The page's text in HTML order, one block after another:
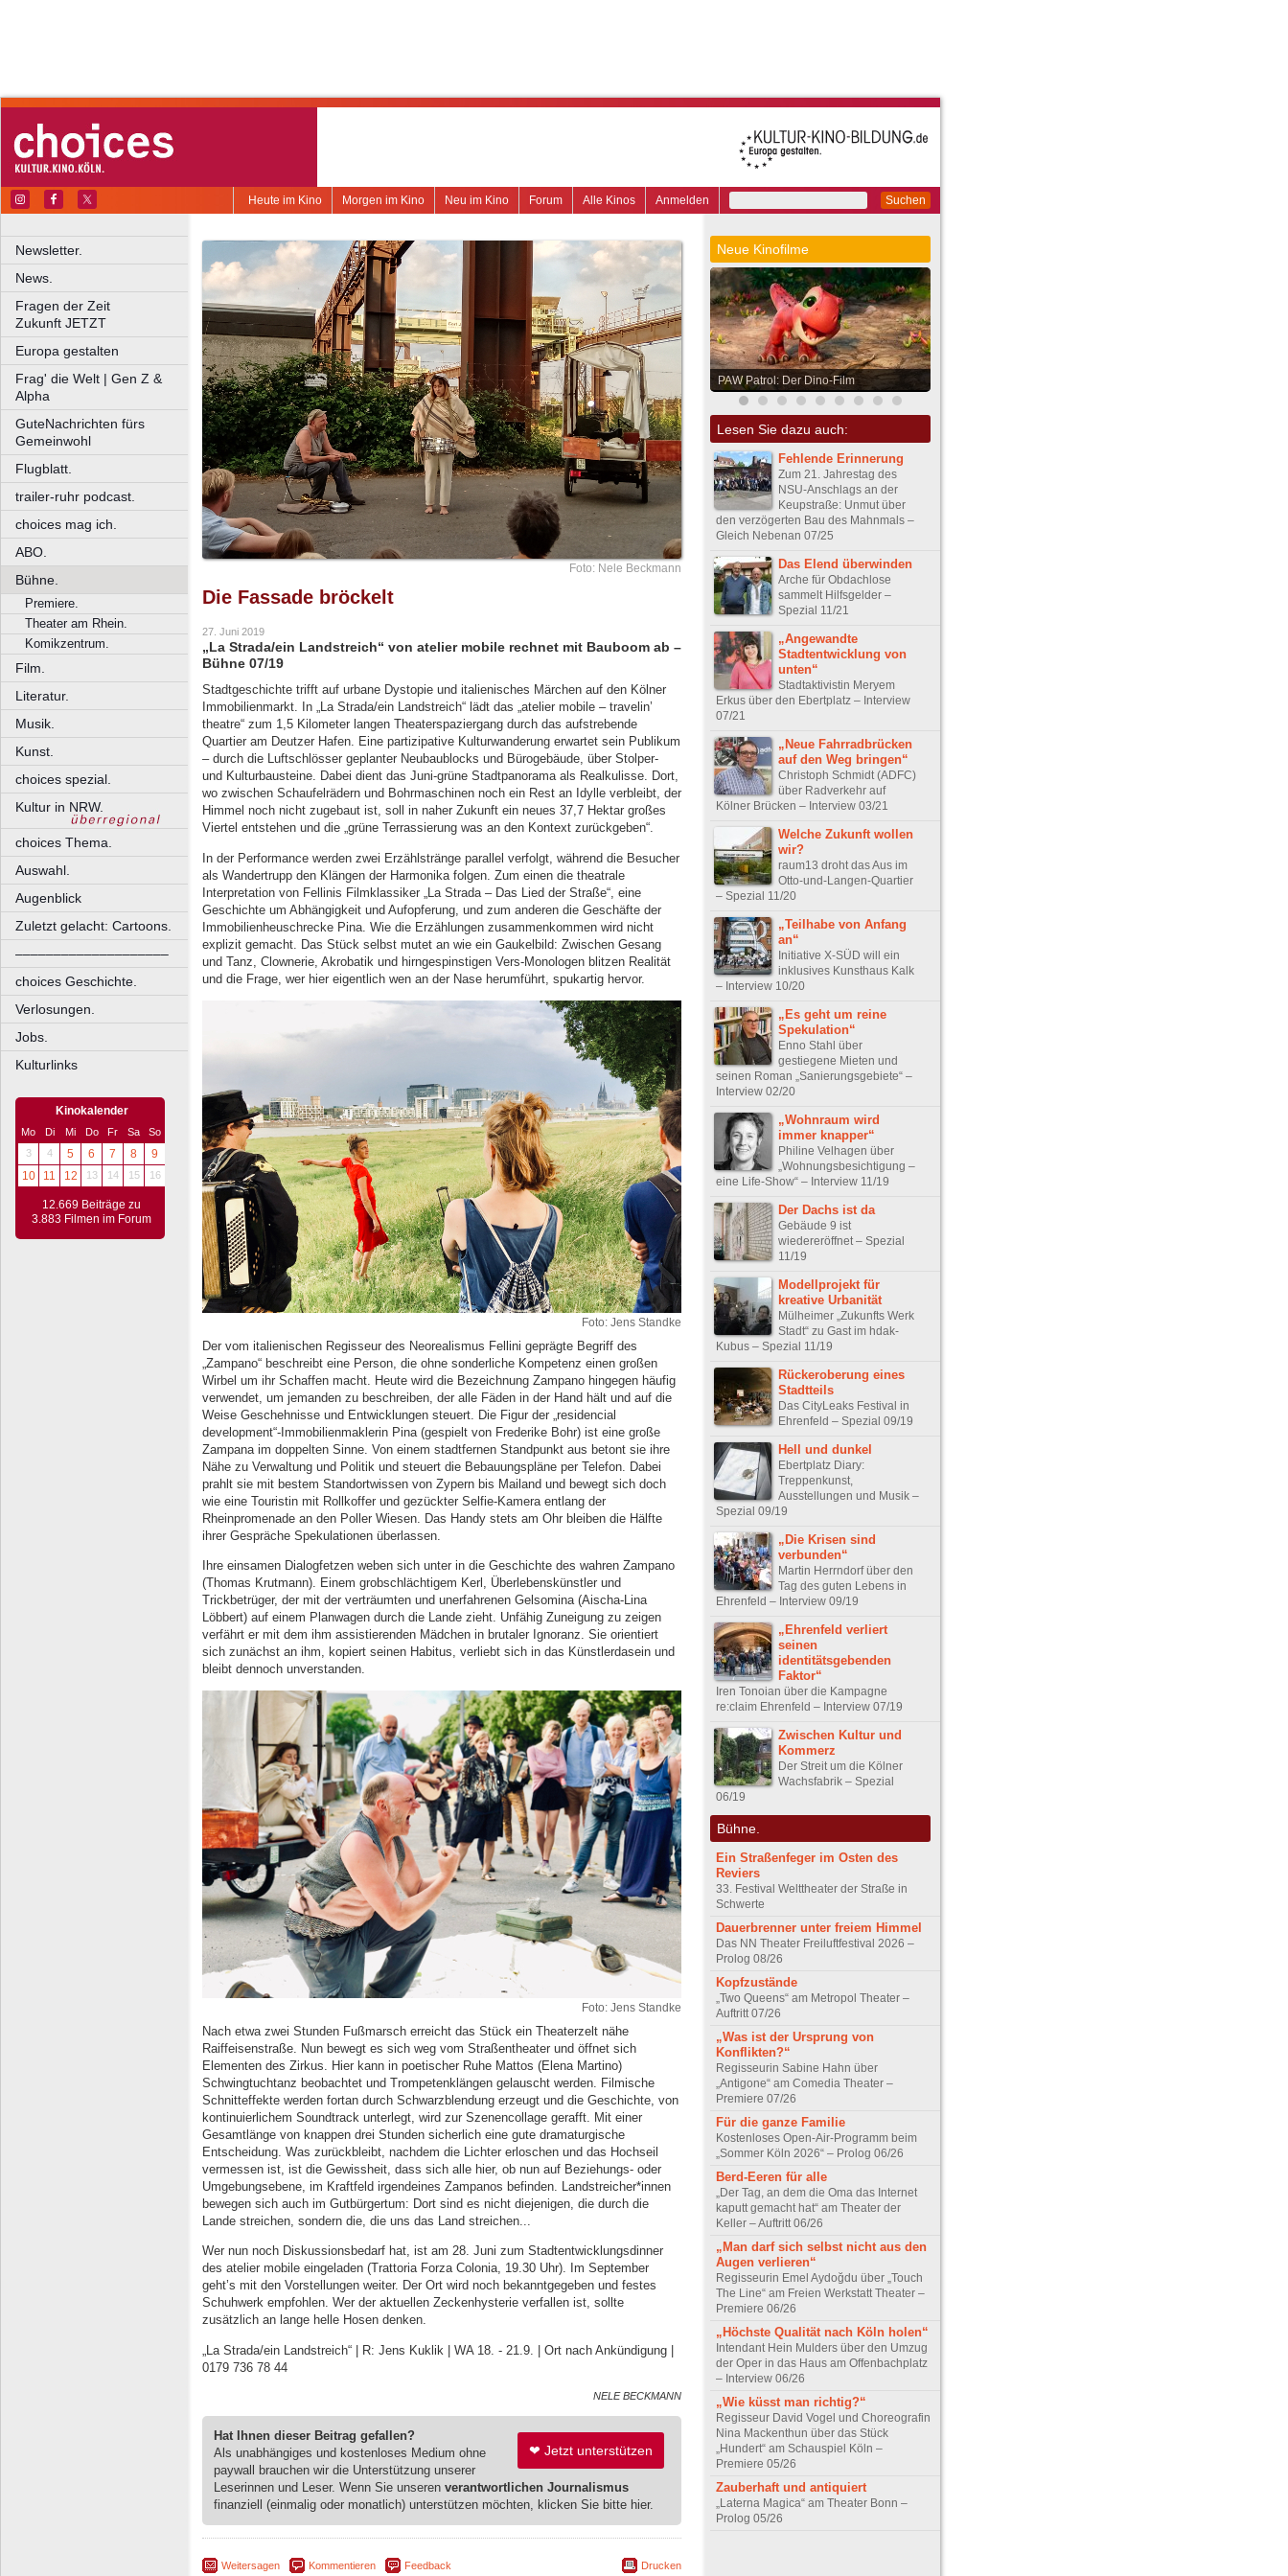
Suchen
Anmelden
Alle Kinos
Forum
Neu im Kino
Morgen im Kino
Heute im Kino
Newsletter.
News.
Fragen der Zeit
Zukunft JETZT
Europa gestalten
Frag' die Welt | Gen Z &
Alpha
GuteNachrichten fürs
Gemeinwohl
Flugblatt.
trailer-ruhr podcast.
choices mag ich.
ABO.
Bühne.
Premiere.
Theater am Rhein.
Komikzentrum.
Film.
Literatur.
Musik.
Kunst.
choices spezial.
Kultur in NRW.
choices Thema.
Auswahl.
Augenblick
Zuletzt gelacht: Cartoons.
––––––––––––––––––––
choices Geschichte.
Verlosungen.
Jobs.
Kulturlinks
Kinokalender
Mo Di Mi Do Fr Sa
So
3
4 5 6 7 8
9
10
11 12 13 14 15 16
12.669 Beiträge zu
3.883 Filmen im Forum
Foto: Nele Beckmann
Die Fassade bröckelt
27. Juni 2019
„La Strada/ein Landstreich“ von atelier mobile rechnet mit Bauboom ab –
Bühne 07/19
Stadtgeschichte trifft auf urbane Dystopie und italienisches Märchen auf den Kölner
Immobilienmarkt. In „La Strada/ein Landstreich“ lädt das „atelier mobile – travelin’
theatre“ zum 1,5 Kilometer langen Theaterspaziergang durch das aufstrebende
Quartier am Deutzer Hafen. Eine partizipative Kulturwanderung erwartet sein Publikum
– durch die Luftschlösser geplanter Neubaublocks und Bürogebäude, über Stolper-
und Kulturbausteine. Dabei dient das Juni-grüne Stadtpanorama als Realkulisse. Dort,
wo zwischen Schaufelrädern und Bohrmaschinen noch ein Rest an Idylle verbleibt, der
Himmel noch nicht zugebaut ist, soll in naher Zukunft ein neues 37,7 Hektar großes
Viertel entstehen und die „grüne Terrassierung was an den Kontext zurückgeben“.
In der Performance werden zwei Erzählstränge parallel verfolgt, während die Besucher
als Wandertrupp den Klängen der Harmonika folgen. Zum einen die theatrale
Interpretation von Fellinis Filmklassiker „La Strada – Das Lied der Straße“, eine
Geschichte um Abhängigkeit und Aufopferung, und zum anderen die Geschäfte der
Immobilienheuschrecke Pina. Wie die Erzählungen zusammenkommen wird nicht
explizit gemacht. Das Stück selbst mutet an wie ein Gaukelbild: Zwischen Gesang
und Tanz, Clownerie, Akrobatik und hirngespinstigen Vers-Monologen blitzen Realität
und die Frage, wer hier eigentlich wen an der Nase herumführt, spukartig hervor.
Foto: Jens Standke
Der vom italienischen Regisseur des Neorealismus Fellini geprägte Begriff des
„Zampano“ beschreibt eine Person, die ohne sonderliche Kompetenz einen großen
Wirbel um ihr Schaffen macht. Heute wird die Bezeichnung Zampano hingegen häufig
verwendet, um jemanden zu beschreiben, der alle Fäden in der Hand hält und auf die
Weise Geschehnisse und Entwicklungen steuert. Die Figur der „residencial
development“-Immobilienmaklerin Pina (gespielt von Frederike Bohr) ist eine große
Zampana im doppelten Sinne. Von einem stadtfernen Standpunkt aus betont sie ihre
Nähe zu Verwaltung und Politik und steuert die Bebauungspläne per Telefon. Dabei
prahlt sie mit bestem Standortwissen von Zypern bis Mailand und bewegt sich doch
wie eine Touristin mit Rollkoffer und gezückter Selfie-Kamera entlang der
Rheinpromenade an den Poller Wiesen. Das Handy stets am Ohr bleiben die Hälfte
ihrer Gespräche Spekulationen überlassen.
Ihre einsamen Dialogfetzen weben sich unter in die Geschichte des wahren Zampano
(Thomas Krutmann). Einem grobschlächtigem Kerl, Überlebenskünstler und
Trickbetrüger, der mit der verträumten und unerfahrenen Gelsomina (Aischa-Lina
Löbbert) auf einem Planwagen durch die Lande zieht. Unfähig Zuneigung zu zeigen
verfährt er mit dem ihm assistierenden Mädchen in brutaler Ignoranz. Sie orientiert
sich zunächst an ihm, kopiert seinen Habitus, verliebt sich in das Künstlerdasein und
bleibt dennoch unverstanden.
Foto: Jens Standke
Nach etwa zwei Stunden Fußmarsch erreicht das Stück ein Theaterzelt nähe
Raiffeisenstraße. Nun bewegt es sich weg vom Straßentheater und öffnet sich
Elementen des Zirkus. Hier kann in poetischer Ruhe Mattos (Elena Martino)
Schwingtuchtanz beobachtet und Trompetenklängen gelauscht werden. Filmische
Schnitteffekte werden fortan durch Schwarzblendung erzeugt und die Geschichte, von
kontinuierlichem Soundtrack unterlegt, wird zur Szenencollage gerafft. Mit einer
Gesamtlänge von knappen drei Stunden sicherlich eine gute dramaturgische
Entscheidung. Was zurückbleibt, nachdem die Lichter erloschen und das Hochseil
vermessen ist, ist die Gewissheit, dass sich alle hier, ob nun auf Beziehungs- oder
Umgebungsebene, im Kraftfeld irgendeines Zampanos befinden. Landstreicher*innen
bewegen sich auch im Gutbürgertum: Dort sind es nicht diejenigen, die durch die
Lande streichen, sondern die, die uns das Land streichen...
Wer nun noch Diskussionsbedarf hat, ist am 28. Juni zum Stadtentwicklungsdinner
des atelier mobile eingeladen (Trattoria Forza Colonia, 19.30 Uhr). Im September
geht’s mit den Vorstellungen weiter. Der Ort wird noch bekanntgegeben und festes
Schuhwerk empfohlen. Wer der aktuellen Zeckenhysterie verfallen ist, sollte
zusätzlich an lange helle Hosen denken.
„La Strada/ein Landstreich“ | R: Jens Kuklik | WA 18. - 21.9. | Ort nach Ankündigung |
0179 736 78 44
NELE BECKMANN
❤ Jetzt unterstützen
Hat Ihnen dieser Beitrag gefallen?
Als unabhängiges und kostenloses Medium ohne
paywall brauchen wir die Unterstützung unserer
Leserinnen und Leser. Wenn Sie unseren verantwortlichen Journalismus
finanziell (einmalig oder monatlich) unterstützen möchten, klicken Sie bitte hier.
Weitersagen Kommentieren Feedback Drucken
Neue Kinofilme
PAW Patrol: Der Dino-Film
Lesen Sie dazu auch:
Fehlende Erinnerung
Zum 21. Jahrestag des
NSU-Anschlags an der
Keupstraße: Unmut über
den verzögerten Bau des Mahnmals –
Gleich Nebenan 07/25
Das Elend überwinden
Arche für Obdachlose
sammelt Hilfsgelder –
Spezial 11/21
„Angewandte
Stadtentwicklung von
unten“
Stadtaktivistin Meryem
Erkus über den Ebertplatz – Interview
07/21
„Neue Fahrradbrücken
auf den Weg bringen“
Christoph Schmidt (ADFC)
über Radverkehr auf
Kölner Brücken – Interview 03/21
Welche Zukunft wollen
wir?
raum13 droht das Aus im
Otto-und-Langen-Quartier
– Spezial 11/20
„Teilhabe von Anfang
an“
Initiative X-SÜD will ein
inklusives Kunsthaus Kalk
– Interview 10/20
„Es geht um reine
Spekulation“
Enno Stahl über
gestiegene Mieten und
seinen Roman „Sanierungsgebiete“ –
Interview 02/20
„Wohnraum wird
immer knapper“
Philine Velhagen über
„Wohnungsbesichtigung –
eine Life-Show“ – Interview 11/19
Der Dachs ist da
Gebäude 9 ist
wiedereröffnet – Spezial
11/19
Modellprojekt für
kreative Urbanität
Mülheimer „Zukunfts Werk
Stadt“ zu Gast im hdak-
Kubus – Spezial 11/19
Rückeroberung eines
Stadtteils
Das CityLeaks Festival in
Ehrenfeld – Spezial 09/19
Hell und dunkel
Ebertplatz Diary:
Treppenkunst,
Ausstellungen und Musik –
Spezial 09/19
„Die Krisen sind
verbunden“
Martin Herrndorf über den
Tag des guten Lebens in
Ehrenfeld – Interview 09/19
„Ehrenfeld verliert
seinen
identitätsgebenden
Faktor“
Iren Tonoian über die Kampagne
re:claim Ehrenfeld – Interview 07/19
Zwischen Kultur und
Kommerz
Der Streit um die Kölner
Wachsfabrik – Spezial
06/19
Bühne.
Ein Straßenfeger im Osten des
Reviers
33. Festival Welttheater der Straße in
Schwerte
Dauerbrenner unter freiem Himmel
Das NN Theater Freiluftfestival 2026 –
Prolog 08/26
Kopfzustände
„Two Queens“ am Metropol Theater –
Auftritt 07/26
„Was ist der Ursprung von
Konflikten?“
Regisseurin Sabine Hahn über
„Antigone“ am Comedia Theater –
Premiere 07/26
Für die ganze Familie
Kostenloses Open-Air-Programm beim
„Sommer Köln 2026“ – Prolog 06/26
Berd-Eeren für alle
„Der Tag, an dem die Oma das Internet
kaputt gemacht hat“ am Theater der
Keller – Auftritt 06/26
„Man darf sich selbst nicht aus den
Augen verlieren“
Regisseurin Emel Aydoğdu über „Touch
The Line“ am Freien Werkstatt Theater –
Premiere 06/26
„Höchste Qualität nach Köln holen“
Intendant Hein Mulders über den Umzug
der Oper in das Haus am Offenbachplatz
– Interview 06/26
„Wie küsst man richtig?“
Regisseur David Vogel und Choreografin
Nina Mackenthun über das Stück
„Hundert“ am Schauspiel Köln –
Premiere 05/26
Zauberhaft und antiquiert
„Laterna Magica“ am Theater Bonn –
Prolog 05/26